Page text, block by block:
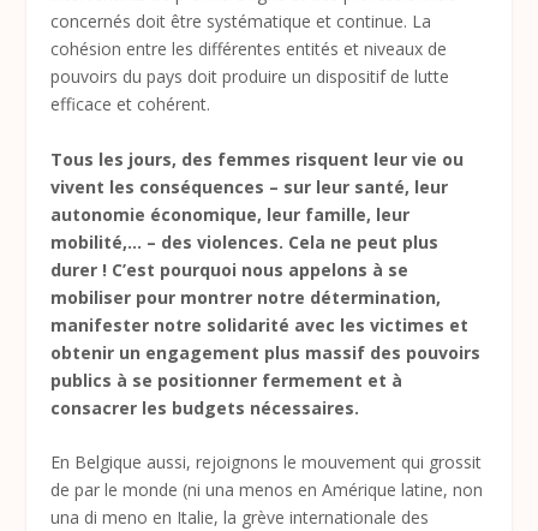
concernés doit être systématique et continue. La
cohésion entre les différentes entités et niveaux de
pouvoirs du pays doit produire un dispositif de lutte
efficace et cohérent.
Tous les jours, des femmes risquent leur vie ou
vivent les conséquences – sur leur santé, leur
autonomie économique, leur famille, leur
mobilité,… – des violences. Cela ne peut plus
durer ! C’est pourquoi nous appelons à se
mobiliser pour montrer notre détermination,
manifester notre solidarité avec les victimes et
obtenir un engagement plus massif des pouvoirs
publics à se positionner fermement et à
consacrer les budgets nécessaires.
En Belgique aussi, rejoignons le mouvement qui grossit
de par le monde (ni una menos en Amérique latine, non
una di meno en Italie, la grève internationale des